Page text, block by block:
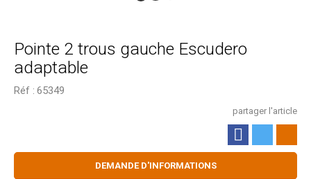
Pointe 2 trous gauche Escudero
adaptable
Réf : 65349
partager l'article
DEMANDE D'INFORMATIONS